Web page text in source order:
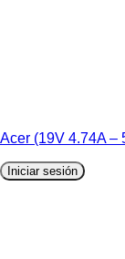
Acer (19V 4.74A –
Iniciar sesión